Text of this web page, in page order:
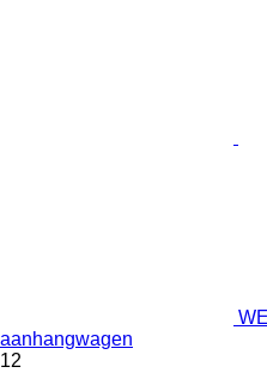
aanhangwagen
12